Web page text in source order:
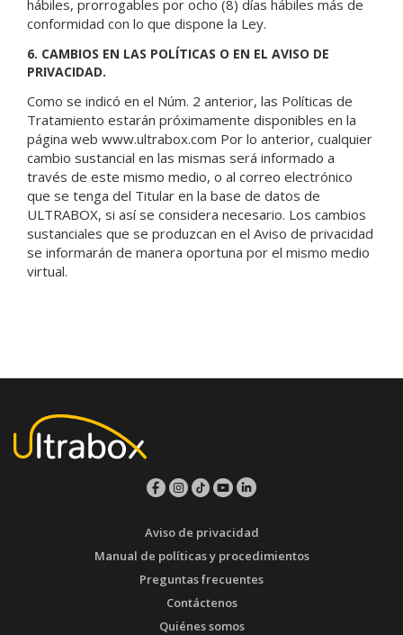
hábiles, prorrogables por ocho (8) días hábiles más de
conformidad con lo que dispone la Ley.
6. CAMBIOS EN LAS POLÍTICAS O EN EL AVISO DE
PRIVACIDAD.
Como se indicó en el Núm. 2 anterior, las Políticas de
Tratamiento estarán próximamente disponibles en la
página web www.ultrabox.com Por lo anterior, cualquier
cambio sustancial en las mismas será informado a
través de este mismo medio, o al correo electrónico
que se tenga del Titular en la base de datos de
ULTRABOX, si así se considera necesario. Los cambios
sustanciales que se produzcan en el Aviso de privacidad
se informarán de manera oportuna por el mismo medio
virtual.
Aviso de privacidad
Manual de políticas y procedimientos
Preguntas frecuentes
Contáctenos
Quiénes somos